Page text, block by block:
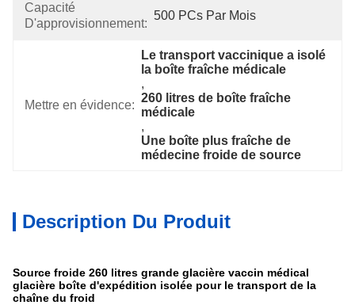
Capacité
D'approvisionnement:
500 PCs Par Mois
Mettre en évidence:
Le transport vaccinique a isolé
la boîte fraîche médicale
,
260 litres de boîte fraîche
médicale
,
Une boîte plus fraîche de
médecine froide de source
Description Du Produit
Source froide 260 litres grande glacière vaccin médical
glacière boîte d'expédition isolée pour le transport de la
chaîne du froid